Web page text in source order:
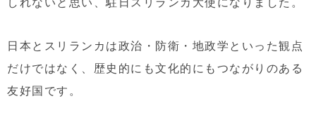
日本とスリランカは政治・防衛・地政学といった観点
だけではなく、歴史的にも文化的にもつながりのある
友好国です。